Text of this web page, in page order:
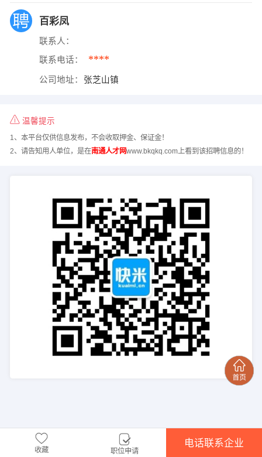
百彩凤
联系人：
联系电话： ****
公司地址： 张芝山镇
温馨提示
1、本平台仅供信息发布，不会收取押金、保证金！
2、请告知用人单位，是在南通人才网www.bkqkq.com上看到该招聘信息的！
收藏 职位申请
电话联系企业